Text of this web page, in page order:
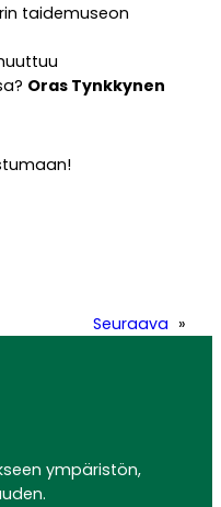
taidemuseon
Oras Tynkkynen
Seuraava »
ympäristön,